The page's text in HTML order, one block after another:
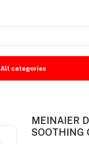
All categories
MEINAIER
SOOTHING